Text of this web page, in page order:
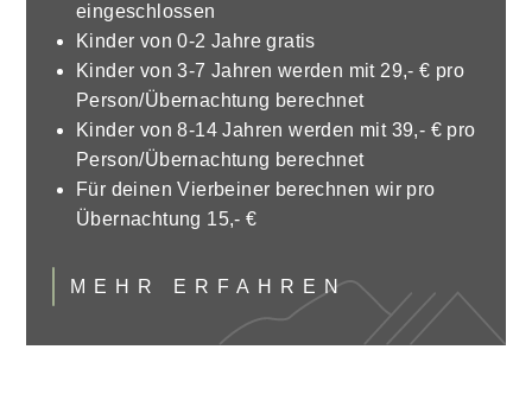
eingeschlossen
Kinder von 0-2 Jahre gratis
Kinder von 3-7 Jahren werden mit 29,- € pro
Person/Übernachtung berechnet
Kinder von 8-14 Jahren werden mit 39,- € pro
Person/Übernachtung berechnet
Für deinen Vierbeiner berechnen wir pro
Übernachtung 15,- €
MEHR ERFAHREN